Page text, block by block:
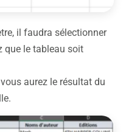
il faudra sélectionner
que le tableau soit
aurez le résultat du